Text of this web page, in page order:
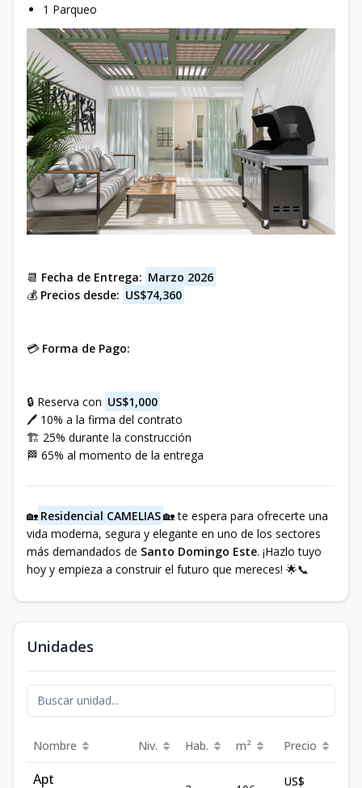
1 Parqueo
📆 Fecha de Entrega: Marzo 2026
💰 Precios desde: US$74,360
💳 Forma de Pago:
🔒 Reserva con US$1,000
🖊️ 10% a la firma del contrato
🏗️ 25% durante la construcción
🏁 65% al momento de la entrega
🏡 Residencial CAMELIAS🏡 te espera para ofrecerte una
vida moderna, segura y elegante en uno de los sectores
más demandados de Santo Domingo Este. ¡Hazlo tuyo
hoy y empieza a construir el futuro que mereces! 🌟📞
Unidades
Nombre Niv. Hab. m² Precio
Apt US$